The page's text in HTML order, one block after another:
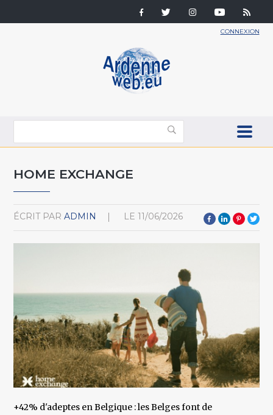
CONNEXION
HOME EXCHANGE
ÉCRIT PAR ADMIN LE 11/06/2026
+42% d'adeptes en Belgique : les Belges font de